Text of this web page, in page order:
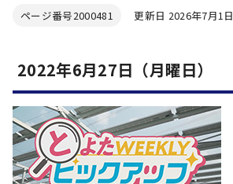
ページ番号2000481 更新日 2026年7月1日
2022年6月27日（月曜日）